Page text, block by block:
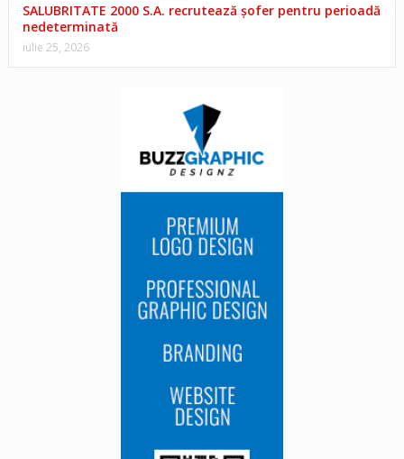
SALUBRITATE 2000 S.A. recrutează șofer pentru perioadă
nedeterminată
iulie 25, 2026